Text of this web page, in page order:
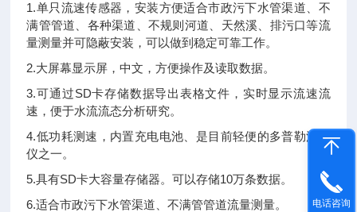
1.单只流速传感器，安装方便适合市政污下水管渠道、不
满管管道、各种渠道、不规则河道、天然溪、排污口等流
量测量并可隐蔽安装，可以做到稳定可靠工作。
2.大屏幕显示屏，中文，方便操作及读取数据。
3.可通过SD卡存储数据导出表格文件，实时显示流速流
速，便于水流流态分析研究。
4.低功耗测速，内置充电电池、是目前轻便的多普勒流速
仪之一。
5.具有SD卡大容量存储器。可以存储10万条数据。
6.适合市政污下水管渠道、不满管管道流量测量。
电话咨询